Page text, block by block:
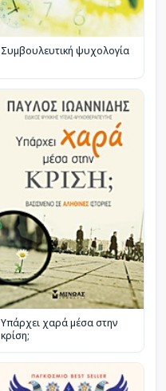
Συμβουλευτική ψυχολογία
Υπάρχει χαρά μέσα στην
κρίση;